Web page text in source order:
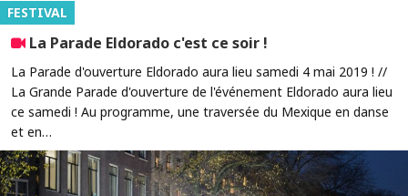
FESTIVAL
La Parade Eldorado c'est ce soir !
La Parade d'ouverture Eldorado aura lieu samedi 4 mai 2019 ! //
La Grande Parade d'ouverture de l'événement Eldorado aura lieu
ce samedi ! Au programme, une traversée du Mexique en danse
et en…